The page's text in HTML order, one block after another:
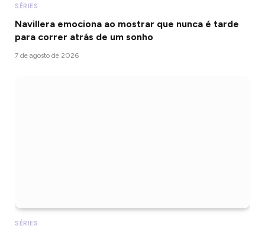
SÉRIES
Navillera emociona ao mostrar que nunca é tarde
para correr atrás de um sonho
7 de agosto de 2026
SÉRIES